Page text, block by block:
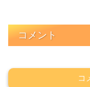
コメント
コ